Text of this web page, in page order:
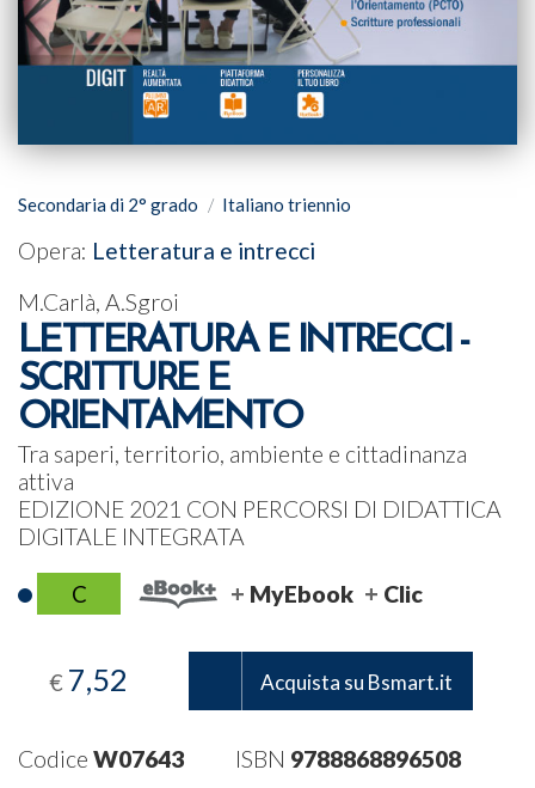
Secondaria di 2° grado Italiano triennio
Opera: Letteratura e intrecci
M.Carlà, A.Sgroi
LETTERATURA E INTRECCI -
SCRITTURE E
ORIENTAMENTO
Tra saperi, territorio, ambiente e cittadinanza
attiva
EDIZIONE 2021 CON PERCORSI DI DIDATTICA
DIGITALE INTEGRATA
C MyEbook Clic
€ 7,52 Acquista su Bsmart.it
Codice W07643 ISBN 9788868896508